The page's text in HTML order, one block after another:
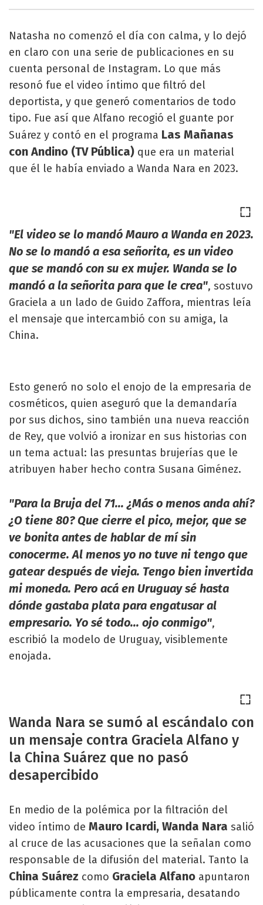
Natasha no comenzó el día con calma, y lo dejó
en claro con una serie de publicaciones en su
cuenta personal de Instagram. Lo que más
resonó fue el video íntimo que filtró del
deportista, y que generó comentarios de todo
tipo. Fue así que Alfano recogió el guante por
Suárez y contó en el programa Las Mañanas
con Andino (TV Pública) que era un material
que él le había enviado a Wanda Nara en 2023.
"El video se lo mandó Mauro a Wanda en 2023.
No se lo mandó a esa señorita, es un video
que se mandó con su ex mujer. Wanda se lo
mandó a la señorita para que le crea", sostuvo
Graciela a un lado de Guido Zaffora, mientras leía
el mensaje que intercambió con su amiga, la
China.
Esto generó no solo el enojo de la empresaria de
cosméticos, quien aseguró que la demandaría
por sus dichos, sino también una nueva reacción
de Rey, que volvió a ironizar en sus historias con
un tema actual: las presuntas brujerías que le
atribuyen haber hecho contra Susana Giménez.
"Para la Bruja del 71... ¿Más o menos anda ahí?
¿O tiene 80? Que cierre el pico, mejor, que se
ve bonita antes de hablar de mí sin
conocerme. Al menos yo no tuve ni tengo que
gatear después de vieja. Tengo bien invertida
mi moneda. Pero acá en Uruguay sé hasta
dónde gastaba plata para engatusar al
empresario. Yo sé todo... ojo conmigo",
escribió la modelo de Uruguay, visiblemente
enojada.
Wanda Nara se sumó al escándalo con
un mensaje contra Graciela Alfano y
la China Suárez que no pasó
desapercibido
En medio de la polémica por la filtración del
video íntimo de Mauro Icardi, Wanda Nara salió
al cruce de las acusaciones que la señalan como
responsable de la difusión del material. Tanto la
China Suárez como Graciela Alfano apuntaron
públicamente contra la empresaria, desatando